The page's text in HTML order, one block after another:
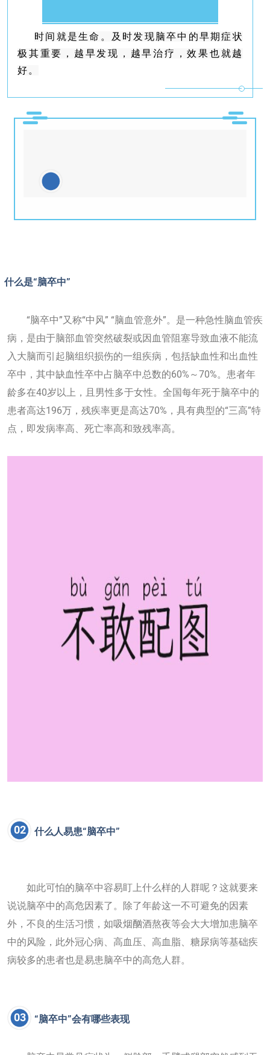
时间就是生命。及时发现脑卒中的早期症状
极其重要，越早发现，越早治疗，效果也就越
好。
什么是“脑卒中”
“脑卒中”又称“中风” “脑血管意外”。是一种急性脑血管疾
病，是由于脑部血管突然破裂或因血管阻塞导致血液不能流
入大脑而引起脑组织损伤的一组疾病，包括缺血性和出血性
卒中，其中缺血性卒中占脑卒中总数的60%～70%。患者年
龄多在40岁以上，且男性多于女性。 全国每年死于脑卒中的
患者高达196万，残疾率更是高达70%，具有典型的“三高”特
点，即发病率高、死亡率高和致残率高。
02 什么人易患“脑卒中”
如此可怕的脑卒中容易盯上什么样的人群呢？这就要来
说说脑卒中的高危因素了。除了年龄这一不可避免的因素
外，不良的生活习惯，如吸烟酗酒熬夜等会大大增加患脑卒
中的风险，此外冠心病、高血压、高血脂、糖尿病等基础疾
病较多的患者也是易患脑卒中的高危人群。
03 “脑卒中”会有哪些表现